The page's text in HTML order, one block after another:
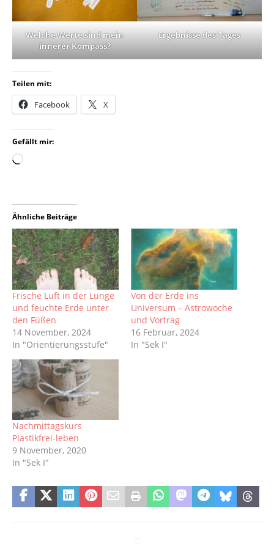
Welche Werte sind mein
innerer Kompass?
Ergebnisse des Tages
Teilen mit:
Facebook X
Gefällt mir:
Ähnliche Beiträge
Frische Luft in der Lunge
und feuchte Erde unter
den Füßen
14 November, 2024
In "Orientierungsstufe"
Von der Erde ins
Universum – Astrowoche
und Vortrag
16 Februar, 2024
In "Sek I"
Nachmittagskurs
Plastikfrei-leben
9 November, 2020
In "Sek I"